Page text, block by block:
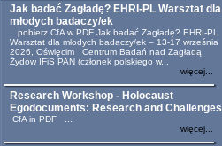
Jak badać Zagładę? EHRI-PL Warsztat dla
młodych badaczy/ek
pobierz CfA w PDF Jak badać Zagładę? EHRI-PL
Warsztat dla młodych badaczy/ek – 13-17 września
2026, Oświęcim Centrum Badań nad Zagładą
Żydów IFiS PAN (członek polskiego w...
więcej...
Research Workshop - Holocaust
Egodocuments: Research and Challenges
CfA in PDF ...
więcej...